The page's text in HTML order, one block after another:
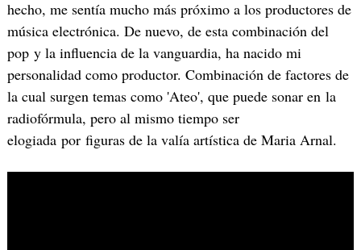
hecho, me sentía mucho más próximo a los productores de
música electrónica. De nuevo, de esta combinación del
pop y la influencia de la vanguardia, ha nacido mi
personalidad como productor. Combinación de factores de
la cual surgen temas como 'Ateo', que puede sonar en la
radiofórmula, pero al mismo tiempo ser
elogiada por figuras de la valía artística de Maria Arnal.